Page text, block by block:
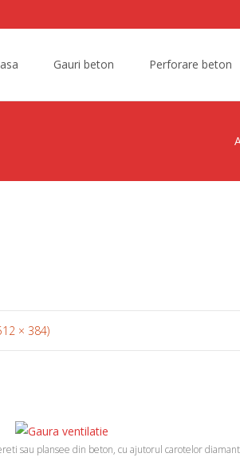
Gauri beton Perforare beton
× 384)
sau plansee din beton, cu ajutorul carotelor